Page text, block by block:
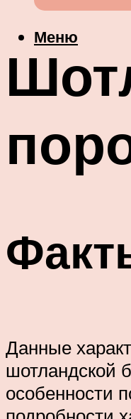
Меню
Данные
шотландской
особенности